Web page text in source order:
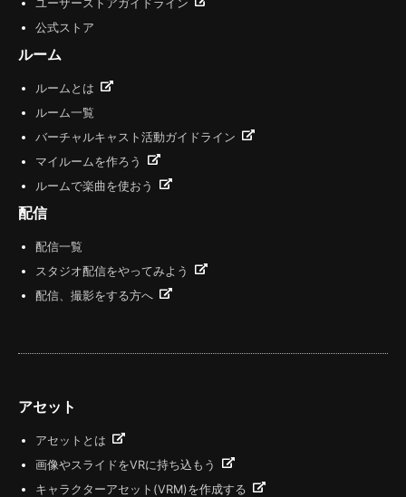
ユーザーストアガイドライン
公式ストア
ルーム
ルームとは
ルーム一覧
バーチャルキャスト活動ガイドライン
マイルームを作ろう
ルームで楽曲を使おう
配信
配信一覧
スタジオ配信をやってみよう
配信、撮影をする方へ
アセット
アセットとは
画像やスライドをVRに持ち込もう
キャラクターアセット(VRM)を作成する